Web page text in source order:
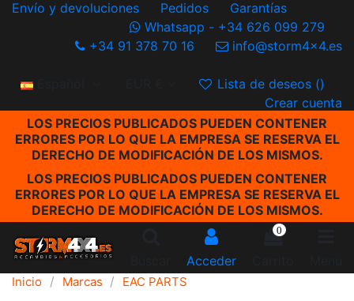
Envío y devoluciones Pedidos
Garantías
Whatsapp - +34 626 099 279
+34 91 378 70 16
info@storm4x4.es
Español Lista de deseos ()
Crear cuenta
LOS PRECIOS PUBLICADOS PUEDEN CONTENER
ERRORES POR LO QUE LA EMPRESA SE RESERVA EL
DERECHO DE MODIFICACIÓN DE LOS MISMOS.
LOS PRECIOS PUBLICADOS PUEDEN CONTENER
ERRORES POR LO QUE LA EMPRESA SE RESERVA EL
DERECHO DE MODIFICACIÓN DE LOS MISMOS.
Acceder
0
Inicio Marcas EAC PARTS